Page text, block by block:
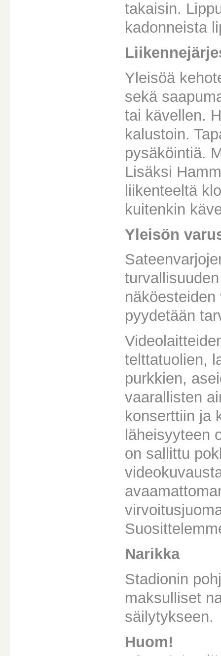
takaisin.
kadonneista
Yleisöä
sekä
tai kävellen.
kalustoin.
pysäköintiä.
Lisäksi
liikenteeltä
kuitenkin
Yleisön
pyydetään
telttatuolien,
purkkien,
vaarallisten
konserttiin ja
läheisyyteen
on sallittu
Narikka
Stadionin
maksulliset
säilytykseen.
Huom!